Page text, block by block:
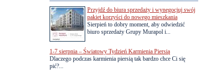
Przyjdź do biura sprzedaży i wynegocjuj swój
pakiet korzyści do nowego mieszkania
Sierpień to dobry moment, aby odwiedzić
biuro sprzedaży Grupy Murapol i...
1-7 sierpnia – Światowy Tydzień Karmienia Piersią
Dlaczego podczas karmienia piersią tak bardzo chce Ci się
pić?...